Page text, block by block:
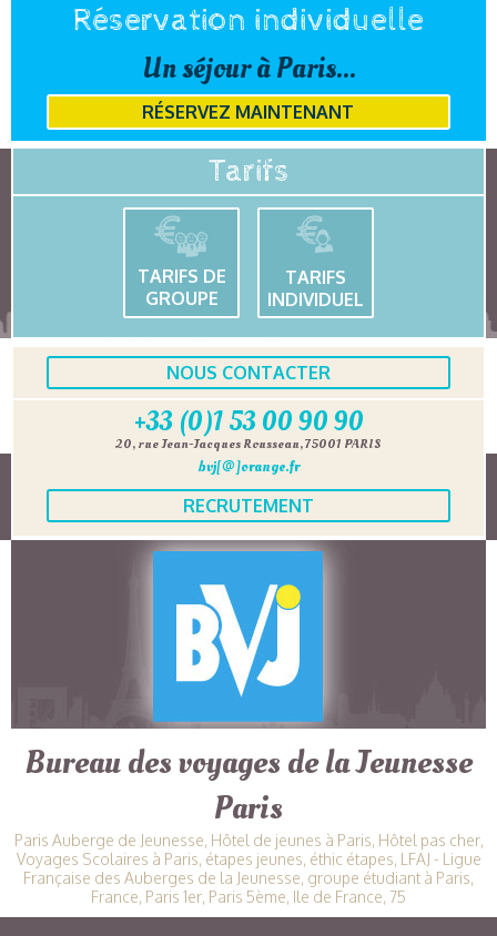
Réservation individuelle
Un séjour à Paris...
RÉSERVEZ MAINTENANT
Tarifs
TARIFS DE
GROUPE
TARIFS
INDIVIDUEL
NOUS CONTACTER
+33 (0)1 53 00 90 90
20, rue Jean-Jacques Rousseau, 75001 PARIS
bvj[@]orange.fr
RECRUTEMENT
Bureau des voyages de la Jeunesse
Paris
Paris Auberge de Jeunesse, Hôtel de jeunes à Paris, Hôtel pas cher,
Voyages Scolaires à Paris, étapes jeunes, éthic étapes, LFAJ - Ligue
Française des Auberges de la Jeunesse, groupe étudiant à Paris,
France, Paris 1er, Paris 5ème, Ile de France, 75